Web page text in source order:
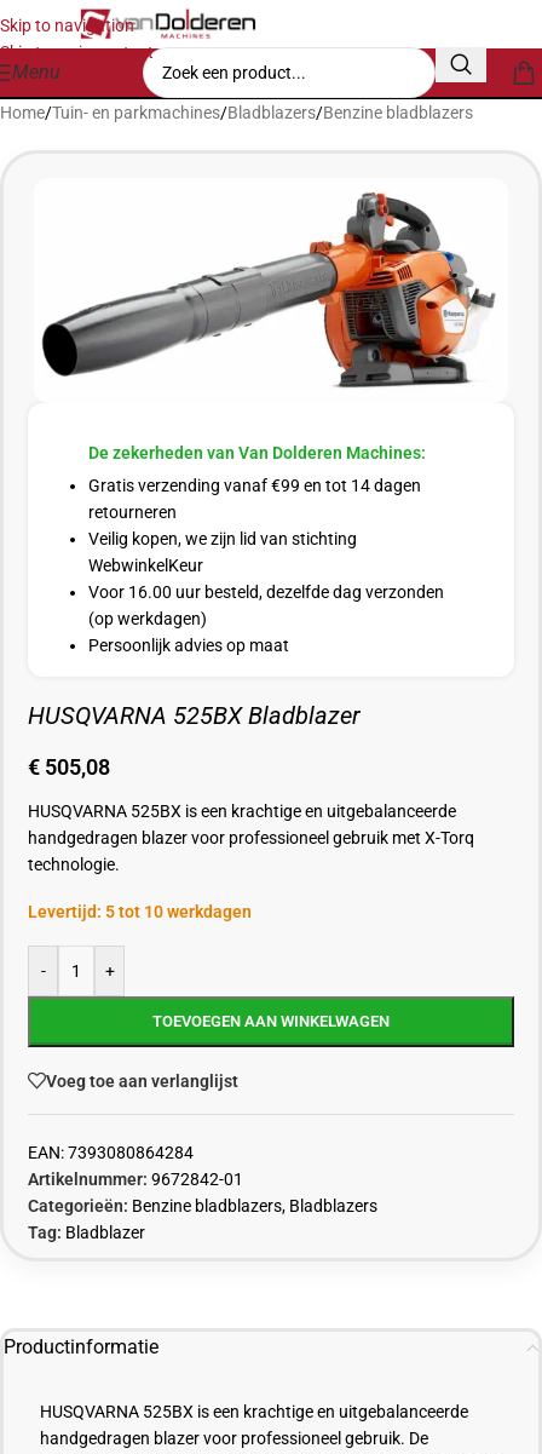
Skip to navigation
Skip to main content
Menu
Home/Tuin- en parkmachines/Bladblazers/Benzine bladblazers
De zekerheden van Van Dolderen Machines:
Gratis verzending vanaf €99 en tot 14 dagen
retourneren
Veilig kopen, we zijn lid van stichting
WebwinkelKeur
Voor 16.00 uur besteld, dezelfde dag verzonden
(op werkdagen)
Persoonlijk advies op maat
HUSQVARNA 525BX Bladblazer
€ 505,08
HUSQVARNA 525BX is een krachtige en uitgebalanceerde
handgedragen blazer voor professioneel gebruik met X-Torq
technologie.
Levertijd: 5 tot 10 werkdagen
- +
TOEVOEGEN AAN WINKELWAGEN
Voeg toe aan verlanglijst
EAN:7393080864284
Artikelnummer: 9672842-01
Categorieën: Benzine bladblazers, Bladblazers
Tag: Bladblazer
Productinformatie
HUSQVARNA 525BX is een krachtige en uitgebalanceerde
handgedragen blazer voor professioneel gebruik. De